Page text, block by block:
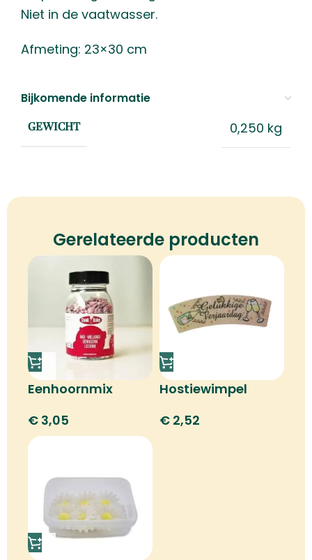
Niet in de vaatwasser.
Afmeting: 23×30 cm
Bijkomende informatie
GEWICHT 0,250 kg
Gerelateerde producten
Eenhoornmix
€ 3,05
Hostiewimpel
verjaardag
€ 2,52